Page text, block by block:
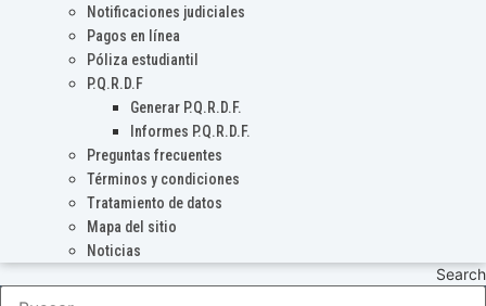
Notificaciones judiciales
Pagos en línea
Póliza estudiantil
P.Q.R.D.F
Generar P.Q.R.D.F.
Informes P.Q.R.D.F.
Preguntas frecuentes
Términos y condiciones
Tratamiento de datos
Mapa del sitio
Noticias
Search